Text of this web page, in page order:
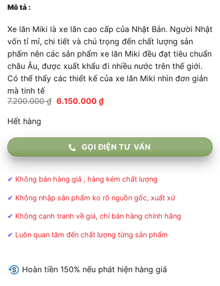
Mô tả :
Xe lăn Miki là xe lăn cao cấp của Nhật Bản. Người Nhật
vốn tỉ mỉ, chi tiết và chú trọng đến chất lượng sản
phẩm nên các sản phẩm xe lăn Miki đều đạt tiêu chuẩn
châu Âu, được xuất khẩu đi nhiều nước trên thế giới.
Có thể thấy các thiết kế của xe lăn Miki nhìn đơn giản
mà tinh tế
7.200.000₫ Giá
6.150.000 ₫Giá
hiện
Hết hàng
GỌI ĐIỆN TƯ VẤN
✔ Không bán hàng giả , hàng kém chất lượng
✔ Không nhập sản phẩm ko rõ nguồn gốc, xuất xứ
✔ Không cạnh tranh về giá, chỉ bán hàng chính hãng
✔ Luôn quan tâm đến chất lượng từng sản phẩm
Hoàn tiền 150% nếu phát hiện hàng giả